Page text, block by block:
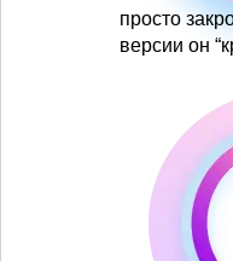
просто
версии он